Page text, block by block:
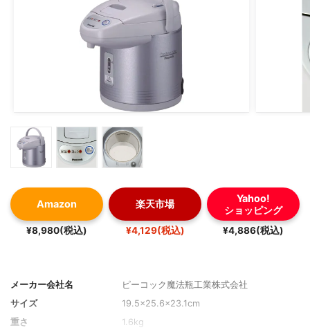
Amazon
¥8,980(税込)
楽天市場
¥4,129(税込)
Yahoo!
ショッピング
¥4,886(税込)
メーカー会社名
ピーコック魔法瓶工業株式会社
サイズ
19.5×25.6×23.1cm
重さ
1.6kg